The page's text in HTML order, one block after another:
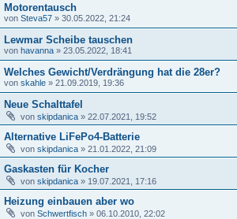
Motorentausch
von Steva57 » 30.05.2022, 21:24
Lewmar Scheibe tauschen
von havanna » 23.05.2022, 18:41
Welches Gewicht/Verdrängung hat die 28er?
von skahle » 21.09.2019, 19:36
Neue Schalttafel
von skipdanica » 22.07.2021, 19:52
Alternative LiFePo4-Batterie
von skipdanica » 21.01.2022, 21:09
Gaskasten für Kocher
von skipdanica » 19.07.2021, 17:16
Heizung einbauen aber wo
von Schwertfisch » 06.10.2010, 22:02